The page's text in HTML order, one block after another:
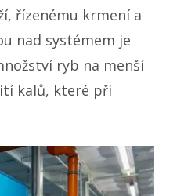
řízenému krmení a
nad systémem je
ryb na menší
kalů, které při